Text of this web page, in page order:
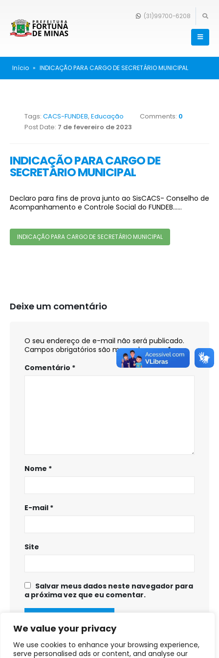
We value your privacy
We use cookies to enhance your browsing experience,
serve personalised ads or content, and analyse our
(31)99700-6208
Início » INDICAÇÃO PARA CARGO DE SECRETÁRIO MUNICIPAL
Tags: CACS-FUNDEB, Educação Comments: 0
Post Date: 7 de fevereiro de 2023
INDICAÇÃO PARA CARGO DE
SECRETÁRIO MUNICIPAL
Declaro para fins de prova junto ao SisCACS- Conselho de
Acompanhamento e Controle Social do FUNDEB……
INDICAÇÃO PARA CARGO DE SECRETÁRIO MUNICIPAL
Deixe um comentário
O seu endereço de e-mail não será publicado.
Campos obrigatórios são marcados com*
Comentário *
Nome *
E-mail *
Site
Salvar meus dados neste navegador para
a próxima vez que eu comentar.